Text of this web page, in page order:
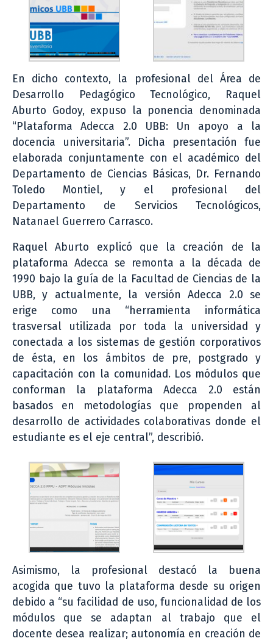
En dicho contexto, la profesional del Área de
Desarrollo Pedagógico Tecnológico, Raquel
Aburto Godoy, expuso la ponencia denominada
“Plataforma Adecca 2.0 UBB: Un apoyo a la
docencia universitaria”. Dicha presentación fue
elaborada conjuntamente con el académico del
Departamento de Ciencias Básicas, Dr. Fernando
Toledo Montiel, y el profesional del
Departamento de Servicios Tecnológicos,
Natanael Guerrero Carrasco.
Raquel Aburto explicó que la creación de la
plataforma Adecca se remonta a la década de
1990 bajo la guía de la Facultad de Ciencias de la
UBB, y actualmente, la versión Adecca 2.0 se
erige como una “herramienta informática
trasversal utilizada por toda la universidad y
conectada a los sistemas de gestión corporativos
de ésta, en los ámbitos de pre, postgrado y
capacitación con la comunidad. Los módulos que
conforman la plataforma Adecca 2.0 están
basados en metodologías que propenden al
desarrollo de actividades colaborativas donde el
estudiante es el eje central”, describió.
Asimismo, la profesional destacó la buena
acogida que tuvo la plataforma desde su origen
debido a “su facilidad de uso, funcionalidad de los
módulos que se adaptan al trabajo que el
docente desea realizar; autonomía en creación de